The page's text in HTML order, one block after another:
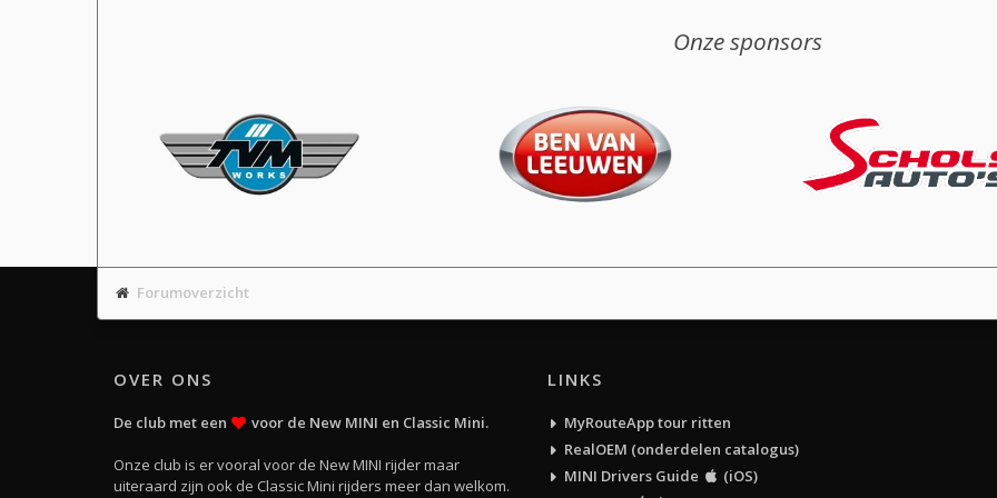
Onze sponsors
Forumoverzicht
OVER ONS
De club met een voor de New MINI en Classic Mini.
Onze club is er vooral voor de New MINI rijder maar
uiteraard zijn ook de Classic Mini rijders meer dan welkom.
LINKS
MyRouteApp tour ritten
RealOEM (onderdelen catalogus)
MINI Drivers Guide
(iOS)